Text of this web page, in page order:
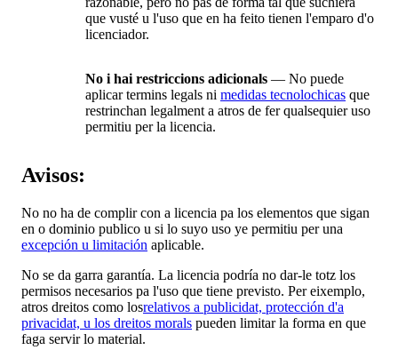
que vusté u l'uso que en ha feito tienen l'emparo d'o
licenciador.
No i hai restriccions adicionals — No puede
aplicar termins legals ni medidas tecnolochicas que
restrinchan legalment a atros de fer qualsequier uso
permitiu per la licencia.
Avisos:
No no ha de complir con a licencia pa los elementos que sigan
en o dominio publico u si lo suyo uso ye permitiu per una
excepción u limitación aplicable.
No se da garra garantía. La licencia podría no dar-le totz los
permisos necesarios pa l'uso que tiene previsto. Per eixemplo,
atros dreitos como losrelativos a publicidat, protección d'a
privacidat, u los dreitos morals pueden limitar la forma en que
faga servir lo material.